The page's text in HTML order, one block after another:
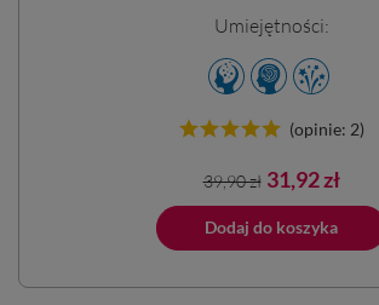
Umiejętności:
(opinie: 2)
Cena
podstawowa
39,90 zł Cena
31,92 zł
Dodaj do koszyka